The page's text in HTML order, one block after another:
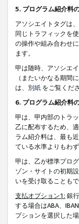
5. プログラム紹介料
アソシエイトタグは
同じトラフィックを
の操作や組み合わせ
ます。
甲は随時、アソシエ
（またいかなる期間
は、 別紙 をご覧くだ
6. プログラム紹介料
甲は、甲内部のトラ
乙に配布するため、
ラム紹介料は、最も
ている水準よりもわ
甲は、乙が標準プロ
ゾン・サイトの初期
いを受け取ることも
支払オプション1: 銀
する場合はABA、
プションを選択した